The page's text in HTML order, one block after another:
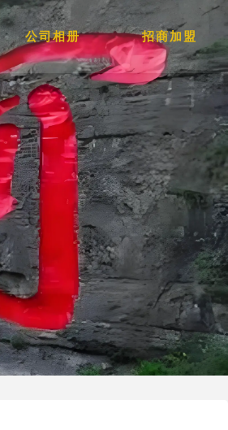
公司相册 招商加盟